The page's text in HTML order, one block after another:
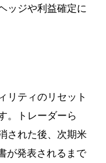
ッジや利益確定に
リティのリセット
。トレーダーら
された後、次期米
が発表されるまで